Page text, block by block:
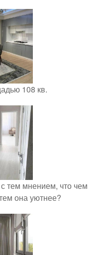
108 кв.
тем мнением, что чем
она уютнее?